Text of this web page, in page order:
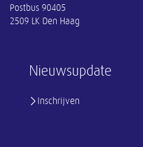
Nieuwsupdate
Inschrijven
Postbus 90405
2509 LK Den Haag